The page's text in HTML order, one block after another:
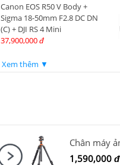
Canon EOS R50 V Body +
Sigma 18-50mm F2.8 DC DN
(C) + DJI RS 4 Mini
37,900,000 đ
Xem thêm ▼
1,590,000 đ